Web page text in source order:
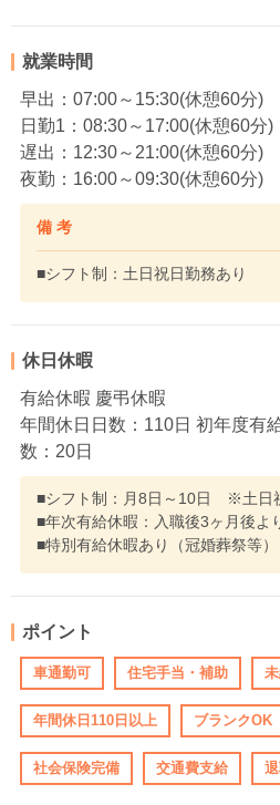
就業時間
早出：07:00～15:30(休憩60分)
日勤1：08:30～17:00(休憩60分)
遅出：12:30～21:00(休憩60分)
夜勤：16:00～09:30(休憩60分)
備 考
■シフト制：土日祝日勤務あり
休日休暇
有給休暇 慶弔休暇
年間休日日数：110日 初年度有
数：20日
■シフト制：月8日～10日 ※土日
■年次有給休暇：入職後3ヶ月後よ
■特別有給休暇あり（冠婚葬祭等）
ポイント
車通勤可 住宅手当・補助
年間休日110日以上 ブランクOK
社会保険完備 交通費支給